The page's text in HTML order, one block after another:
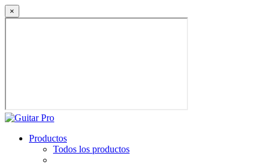
×
Productos
Todos los productos